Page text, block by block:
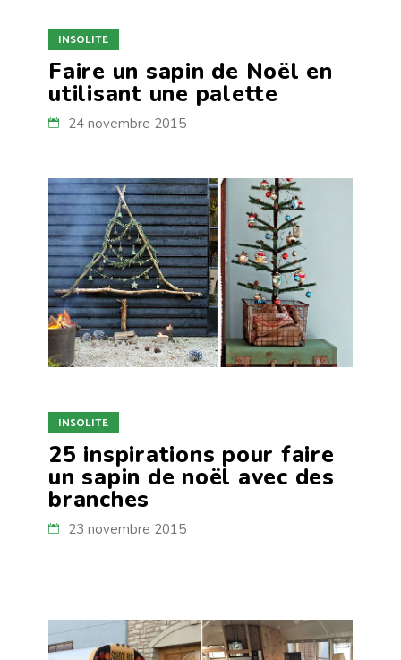
INSOLITE
Faire un sapin de Noël en
utilisant une palette
24 novembre 2015
INSOLITE
25 inspirations pour faire
un sapin de noël avec des
branches
23 novembre 2015